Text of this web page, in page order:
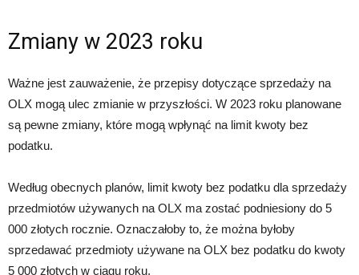
Zmiany w 2023 roku
Ważne jest zauważenie, że przepisy dotyczące sprzedaży na
OLX mogą ulec zmianie w przyszłości. W 2023 roku planowane
są pewne zmiany, które mogą wpłynąć na limit kwoty bez
podatku.
Według obecnych planów, limit kwoty bez podatku dla sprzedaży
przedmiotów używanych na OLX ma zostać podniesiony do 5
000 złotych rocznie. Oznaczałoby to, że można byłoby
sprzedawać przedmioty używane na OLX bez podatku do kwoty
5 000 złotych w ciągu roku.